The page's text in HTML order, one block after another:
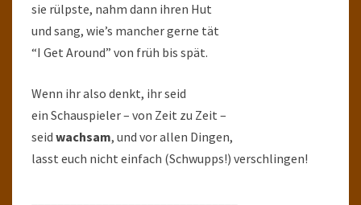
sie rülpste, nahm dann ihren Hut
und sang, wie’s mancher gerne tät
“I Get Around” von früh bis spät.
Wenn ihr also denkt, ihr seid
ein Schauspieler – von Zeit zu Zeit –
seid wachsam, und vor allen Dingen,
lasst euch nicht einfach (Schwupps!) verschlingen!